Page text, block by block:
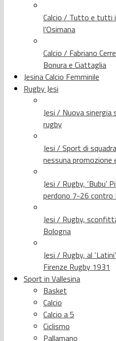
Calcio / Tutto e tutti
l’Osimana
Calcio / Fabriano
Bonura e Ciattaglia
Jesina Calcio Femminile
Rugby Jesi
Jesi / Nuova sinergia
rugby
Jesi / Sport di
nessuna promozione
Jesi / Rugby, ‘Bubu’
perdono 7-26 contro
Jesi / Rugby,
Bologna
Jesi / Rugby, al
Firenze Rugby 1931
Sport in Vallesina
Basket
Calcio
Calcio a 5
Ciclismo
Pallamano